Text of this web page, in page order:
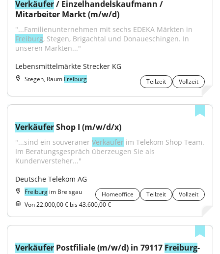
Verkäufer / Einzelhandelskaufmann /
Mitarbeiter Markt (m/w/d)
Freiburg, Stegen, Brigachtal und Donaueschingen. In
unseren Märkten..."
Lebensmittelmärkte Strecker KG
Stegen, Raum Freiburg Teilzeit Vollzeit
Verkäufer Shop I (m/w/d/x)
"...sind ein souveräner Verkäufer im Telekom Shop Team.
Im Beratungsgespräch überzeugen Sie als
Kundenversteher..."
Deutsche Telekom AG
Freiburg im Breisgau Homeoffice Teilzeit
Vollzeit
Von 22.000,00 € bis 43.600,00 €
Verkäufer Postfiliale (m/w/d) in 79117 Freiburg-